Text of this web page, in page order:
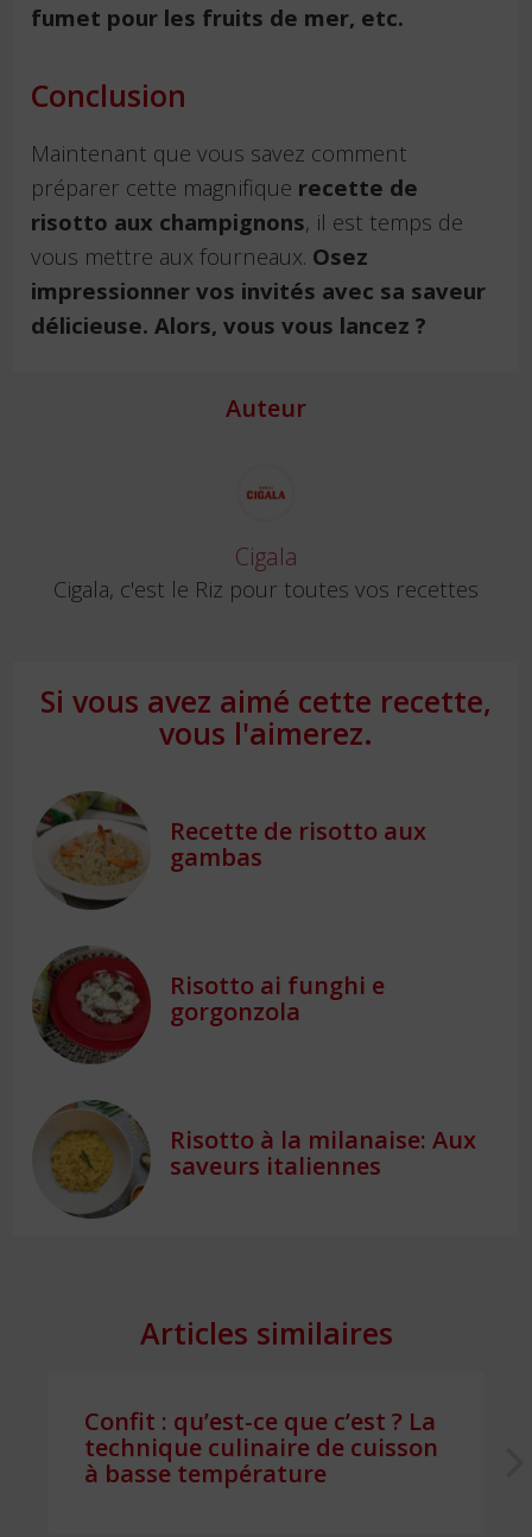
fumet pour les fruits de mer, etc.
Conclusion
Maintenant que vous savez comment
préparer cette magnifique recette de
risotto aux champignons, il est temps de
vous mettre aux fourneaux. Osez
impressionner vos invités avec sa saveur
délicieuse. Alors, vous vous lancez ?
Auteur
Cigala
Cigala, c'est le Riz pour toutes vos recettes
Si vous avez aimé cette recette,
vous l'aimerez.
Recette de risotto aux
gambas
Risotto ai funghi e
gorgonzola
Risotto à la milanaise: Aux
saveurs italiennes
Articles similaires
Confit : qu’est-ce que c’est ? La
technique culinaire de cuisson
à basse température